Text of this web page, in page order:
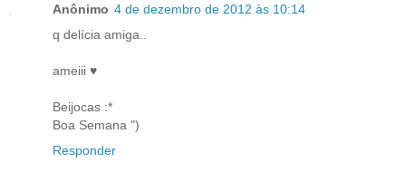
Anônimo 4 de dezembro de 2012 às 10:14
q delícia amiga..
ameiii ♥
Beijocas :*
Boa Semana ")
Responder